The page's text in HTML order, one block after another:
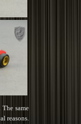
same
reasons.